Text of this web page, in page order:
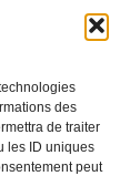
des
de traiter
les ID uniques
peut